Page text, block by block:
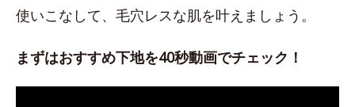
使いこなして、毛穴レスな肌を叶えましょう。
まずはおすすめ下地を40秒動画でチェック！